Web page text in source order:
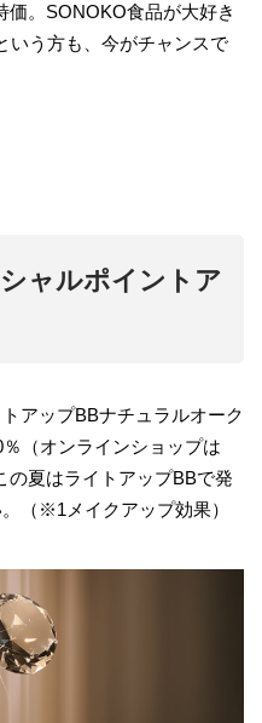
価。SONOKO食品が大好き
いう方も、今がチャンスで
ャルポイントア
アップBBナチュラルオーク
（オンラインショップは
の夏はライトアップBBで発
（※1メイクアップ効果）